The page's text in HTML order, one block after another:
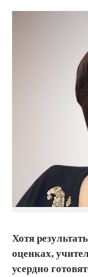
Хотя
оценках,
усердно